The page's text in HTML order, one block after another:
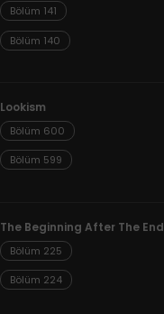
Bölüm 141
Bölüm 140
Lookism
Bölüm 600
Bölüm 599
The Beginning After The End
Bölüm 225
Bölüm 224